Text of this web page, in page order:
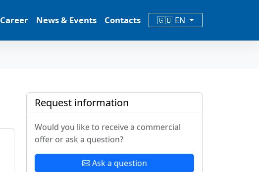
Career News & Events Contacts 🇬🇧 EN
Request information
Would you like to receive a commercial
offer or ask a question?
Ask a question